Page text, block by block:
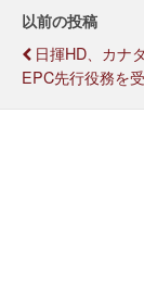
以前の投稿
日揮HD、カナ
EPC先行役務を